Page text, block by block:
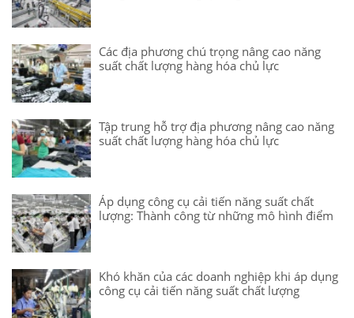
Các địa phương chú trọng nâng cao năng
suất chất lượng hàng hóa chủ lực
Tập trung hỗ trợ địa phương nâng cao năng
suất chất lượng hàng hóa chủ lực
Áp dụng công cụ cải tiến năng suất chất
lượng: Thành công từ những mô hình điểm
Khó khăn của các doanh nghiệp khi áp dụng
công cụ cải tiến năng suất chất lượng